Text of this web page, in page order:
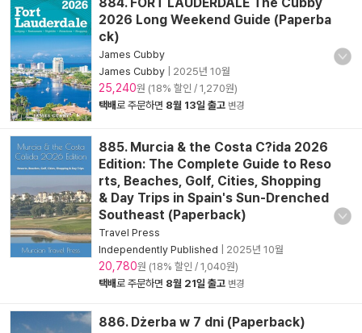
2026 Long Weekend Guide (Paperba
ck)
James Cubby
James Cubby
2025년 10월
25,240원 (18% 할인 / 1,270원)
택배로 주문하면 8월 13일 출고 변경
885. Murcia & the Costa C?ida 2026
Edition: The Complete Guide to Reso
rts, Beaches, Golf, Cities, Shopping
& Day Trips in Spain's Sun-Drenched
Southeast (Paperback)
Travel Press
Independently Published
2025년 10월
20,780원 (18% 할인 / 1,040원)
택배로 주문하면 8월 21일 출고 변경
886. Dżerba w 7 dni (Paperback)